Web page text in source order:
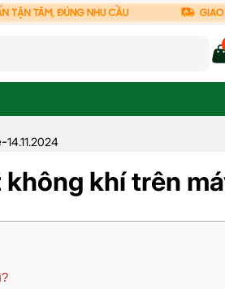
-14.11.2024
không khí trên